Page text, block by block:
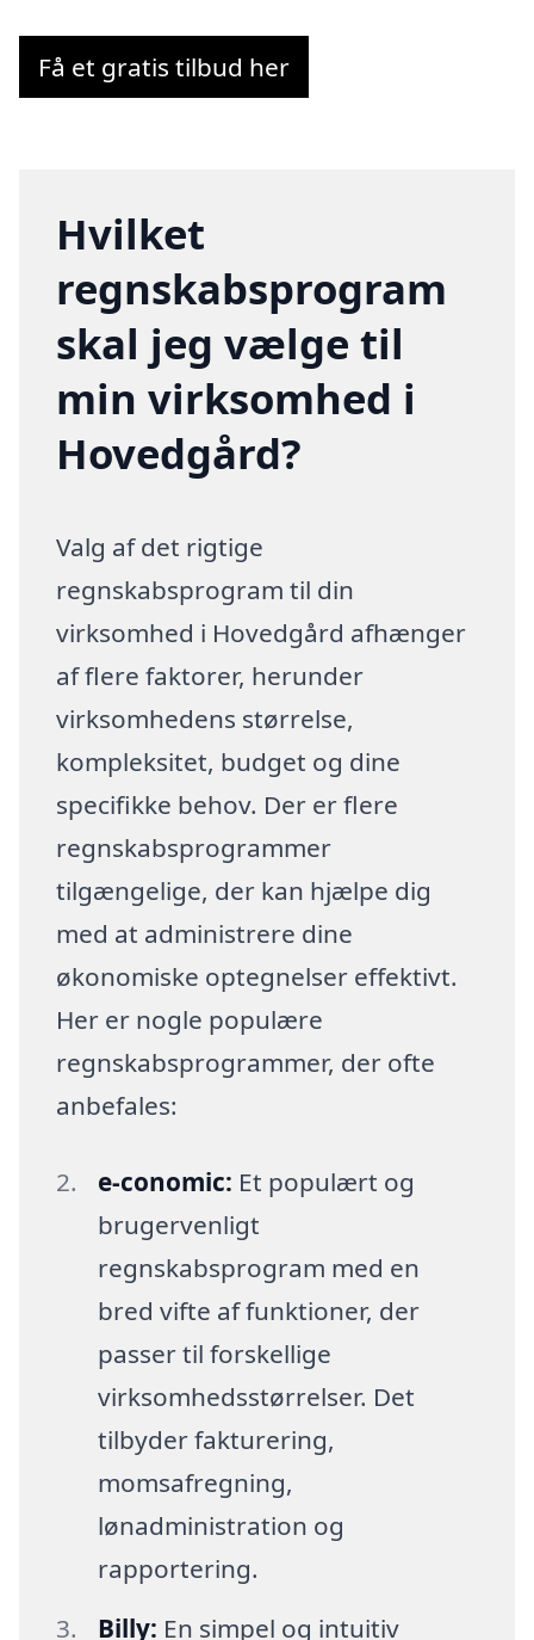
Få et gratis tilbud her
Hvilket
regnskabsprogram
skal jeg vælge til
min virksomhed i
Hovedgård?
Valg af det rigtige
regnskabsprogram til din
virksomhed i Hovedgård afhænger
af flere faktorer, herunder
virksomhedens størrelse,
kompleksitet, budget og dine
specifikke behov. Der er flere
regnskabsprogrammer
tilgængelige, der kan hjælpe dig
med at administrere dine
økonomiske optegnelser effektivt.
Her er nogle populære
regnskabsprogrammer, der ofte
anbefales:
e-conomic: Et populært og
brugervenligt
regnskabsprogram med en
bred vifte af funktioner, der
passer til forskellige
virksomhedsstørrelser. Det
tilbyder fakturering,
momsafregning,
lønadministration og
rapportering.
Billy: En simpel og intuitiv